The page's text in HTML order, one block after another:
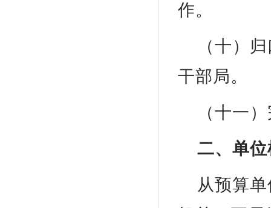
作。
（十）
干部局。
（十一
二、单
从预算